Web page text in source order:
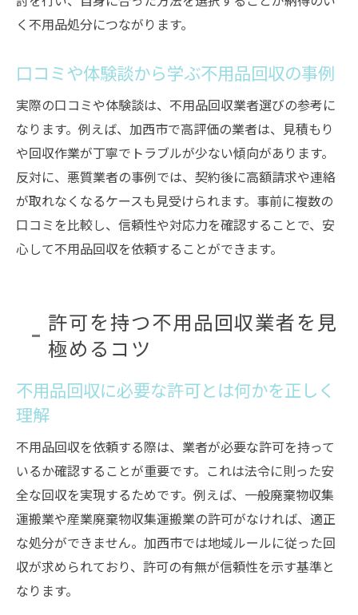
く不用品処分につながります。
口コミや体験談から学ぶ不用品回収の事例
実際の口コミや体験談は、不用品回収業者選びの参考に
なります。例えば、加西市で高評価の業者は、見積もり
や回収作業が丁寧でトラブルが少ない傾向があります。
反対に、悪質業者の事例では、契約後に高額請求や連絡
が取れなくなるケースも見受けられます。事前に複数の
口コミを比較し、信頼性や対応力を確認することで、安
心して不用品回収を依頼することができます。
許可を持つ不用品回収業者を見
極めるコツ
不用品回収に必要な許可とは何かを正しく
理解
不用品回収を依頼する際は、業者が必要な許可を持って
いるか確認することが重要です。これは法令に則った安
全な回収を実現するためです。例えば、一般廃棄物収集
運搬業や産業廃棄物収集運搬業の許可がなければ、適正
な処分ができません。加西市では地域ルールに従った回
収が求められており、許可の有無が信頼性を示す基準と
なります。